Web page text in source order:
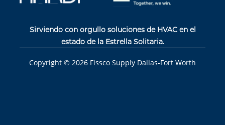
Sirviendo con orgullo soluciones de HVAC en el
estado de la Estrella Solitaria.
Copyright © 2026 Fissco Supply Dallas-Fort Worth